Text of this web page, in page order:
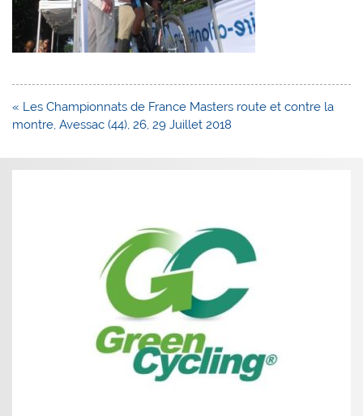
Navigation
de
« Les Championnats de France Masters route et contre la
montre, Avessac (44), 26, 29 Juillet 2018